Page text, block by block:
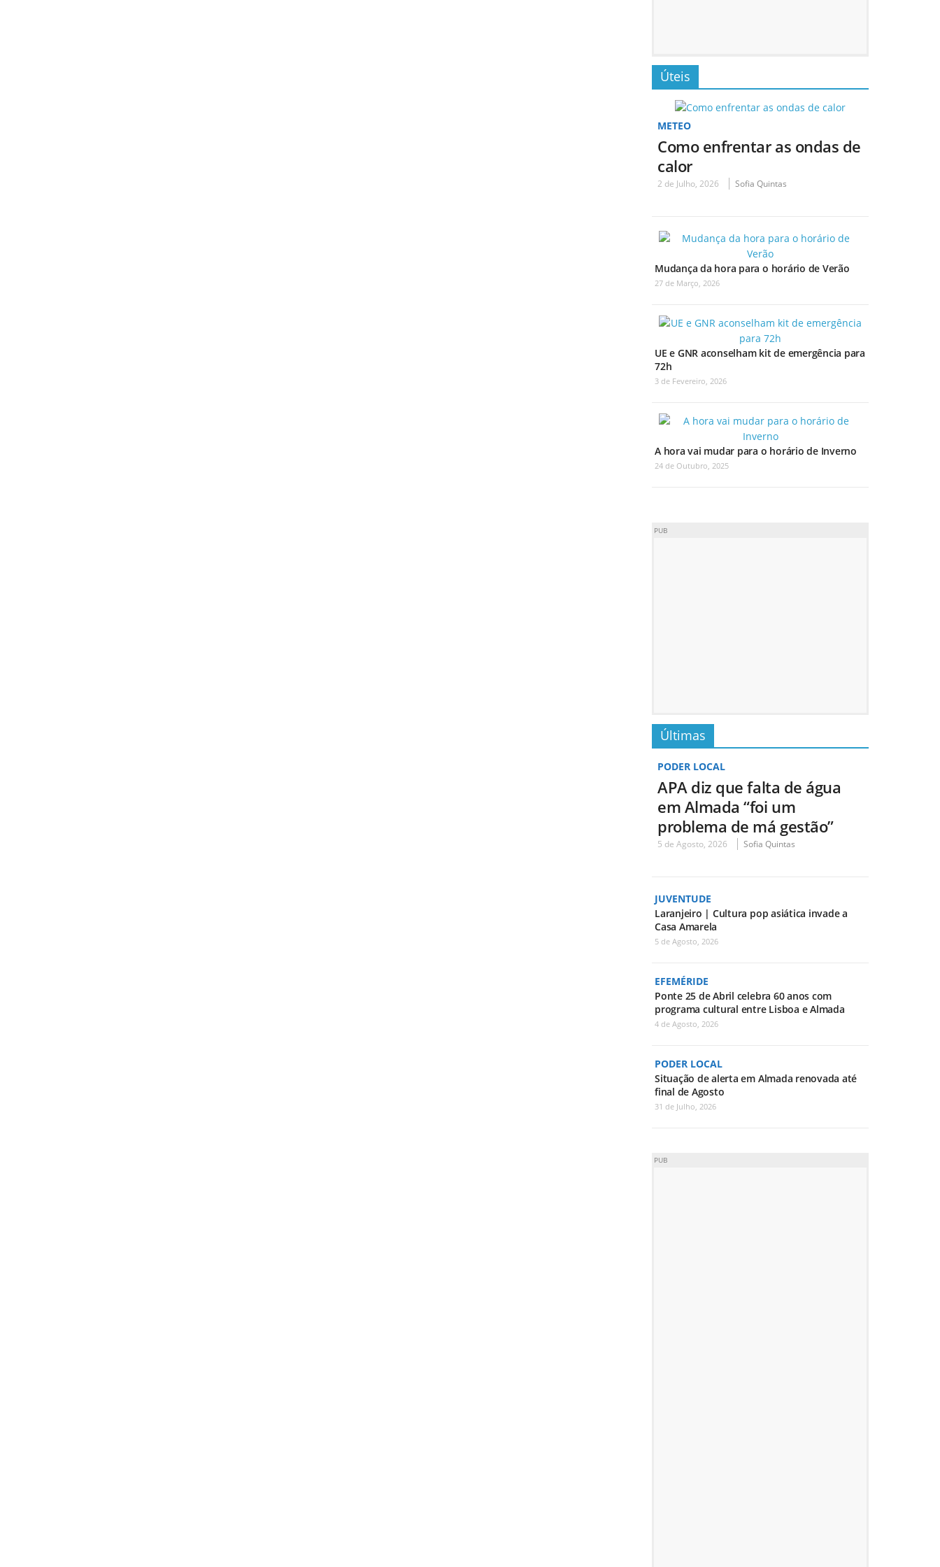
Úteis
METEO
Como enfrentar as ondas de
calor
2 de Julho, 2026 Sofia Quintas
Mudança da hora para o horário de Verão
27 de Março, 2026
UE e GNR aconselham kit de emergência para
72h
3 de Fevereiro, 2026
A hora vai mudar para o horário de Inverno
24 de Outubro, 2025
PUB
Últimas
PODER LOCAL
APA diz que falta de água
em Almada “foi um
problema de má gestão”
5 de Agosto, 2026 Sofia Quintas
JUVENTUDE
Laranjeiro | Cultura pop asiática invade a
Casa Amarela
5 de Agosto, 2026
EFEMÉRIDE
Ponte 25 de Abril celebra 60 anos com
programa cultural entre Lisboa e Almada
4 de Agosto, 2026
PODER LOCAL
Situação de alerta em Almada renovada até
final de Agosto
31 de Julho, 2026
PUB